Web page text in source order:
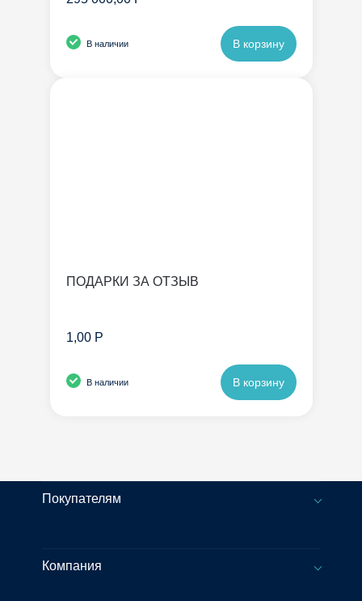
В наличии В корзину
ПОДАРКИ ЗА ОТЗЫВ
1,00 Р
В наличии В корзину
Покупателям
Компания